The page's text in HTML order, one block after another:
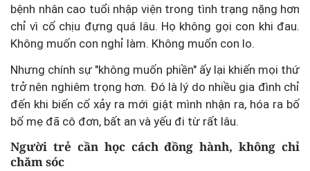
bệnh nhân cao tuổi nhập viện trong tình trạng nặng hơn
chỉ vì cố chịu đựng quá lâu. Họ không gọi con khi đau.
Không muốn con nghỉ làm. Không muốn con lo.
Nhưng chính sự "không muốn phiền" ấy lại khiến mọi thứ
trở nên nghiêm trọng hơn. Đó là lý do nhiều gia đình chỉ
đến khi biến cố xảy ra mới giật mình nhận ra, hóa ra bố
bố mẹ đã cô đơn, bất an và yếu đi từ rất lâu.
Người trẻ cần học cách đồng hành, không chỉ
chăm sóc